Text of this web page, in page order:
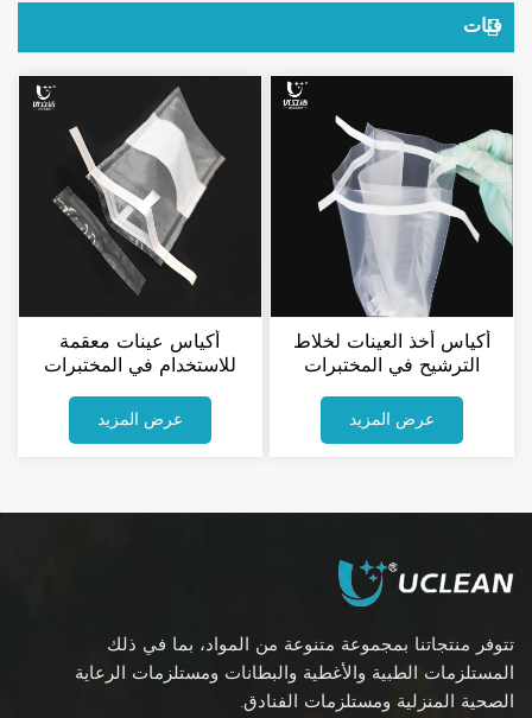
فئات
أكياس عينات معقمة
للاستخدام في المختبرات
عرض المزيد
أكياس أخذ العينات لخلاط
الترشيح في المختبرات
الطبية مع إغلاق سلكي
عرض المزيد
تتوفر منتجاتنا بمجموعة متنوعة من المواد، بما في ذلك
المستلزمات الطبية والأغطية والبطانات ومستلزمات الرعاية
الصحية المنزلية ومستلزمات الفنادق.